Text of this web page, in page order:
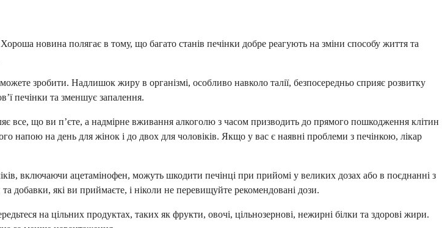
новина полягає в тому, що багато станів печінки добре реагують на зміни способу життя та
зробити. Надлишок жиру в організмі, особливо навколо талії, безпосередньо сприяє розвитку
печінки та зменшує запалення.
все, що ви п’єте, а надмірне вживання алкоголю з часом призводить до прямого пошкодження клітин
напою на день для жінок і до двох для чоловіків. Якщо у вас є наявні проблеми з печінкою, лікар
включаючи ацетамінофен, можуть шкодити печінці при прийомі у великих дозах або в поєднанні з
добавки, які ви приймаєте, і ніколи не перевищуйте рекомендовані дози.
на цільних продуктах, таких як фрукти, овочі, цільнозернові, нежирні білки та здорові жири.